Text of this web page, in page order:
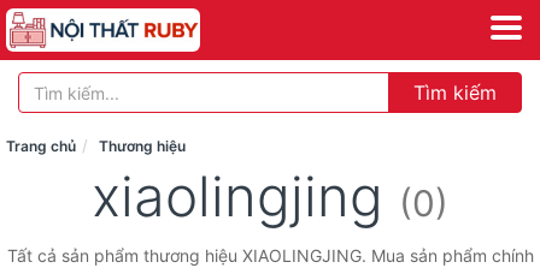
Tìm kiếm
Trang chủ Thương hiệu
xiaolingjing (0)
Tất cả sản phẩm thương hiệu XIAOLINGJING. Mua sản phẩm chính